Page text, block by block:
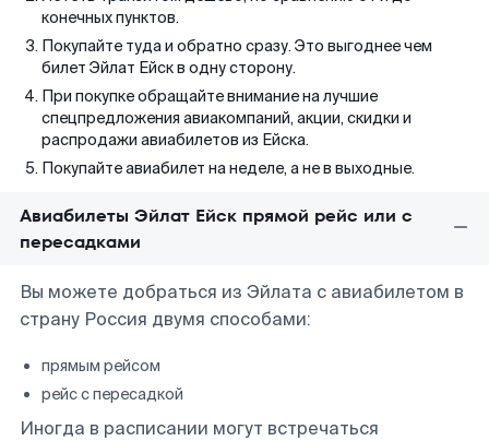
конечных пунктов.
Покупайте туда и обратно сразу. Это выгоднее чем
билет Эйлат Ейск в одну сторону.
При покупке обращайте внимание на лучшие
спецпредложения авиакомпаний, акции, скидки и
распродажи авиабилетов из Ейска.
Покупайте авиабилет на неделе, а не в выходные.
Авиабилеты Эйлат Ейск прямой рейс или с
пересадками
Вы можете добраться из Эйлата с авиабилетом в
страну Россия двумя способами:
прямым рейсом
рейс с пересадкой
Иногда в расписании могут встречаться